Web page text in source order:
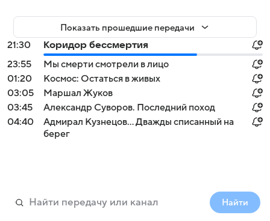
Показать прошедшие передачи
21:30
Коридор бессмертия
23:55
Мы смерти смотрели в лицо
01:20
Космос: Остаться в живых
03:05
Маршал Жуков
03:45
Александр Суворов. Последний поход
04:40
Адмирал Кузнецов... Дважды списанный на
берег
Найти